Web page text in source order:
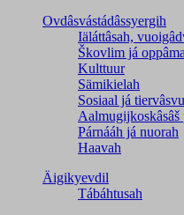
Ovdâsvástádâssyergih
Iäláttâsah,
Škovlim já
Kulttuur
Sämikielah
Sosiaal já
Aalmugijkoskâsâš
Párnááh já nuorah
Haavah
Äigikyevdil
Tábáhtusah